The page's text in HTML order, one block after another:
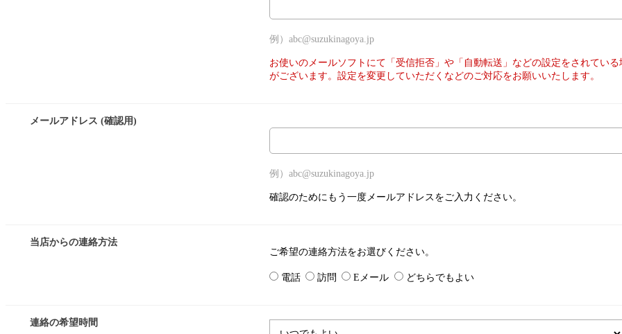
例）abc@suzukinagoya.jp
お使いのメールソフトにて「受信拒否」や「自動転送」などの設定をされてい
がございます。設定を変更していただくなどのご対応をお願いいたします。
メールアドレス (確認用)
例）abc@suzukinagoya.jp
確認のためにもう一度メールアドレスをご入力ください。
当店からの連絡方法
ご希望の連絡方法をお選びください。
電話 訪問 Eメール どちらでもよい
連絡の希望時間